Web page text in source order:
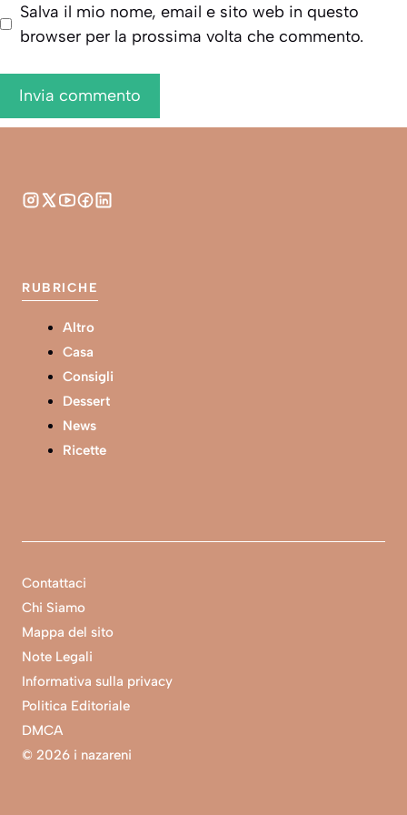
Salva il mio nome, email e sito web in questo
browser per la prossima volta che commento.
RUBRICHE
Altro
Casa
Consigli
Dessert
News
Ricette
© 2026 i nazareni
Contattaci
Chi Siamo
Mappa del sito
Note Legali
Informativa sulla privacy
Politica Editoriale
DMCA